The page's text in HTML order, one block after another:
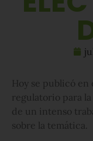
Hoy se publicó
regulatorio para
de un intenso
sobre la temática.